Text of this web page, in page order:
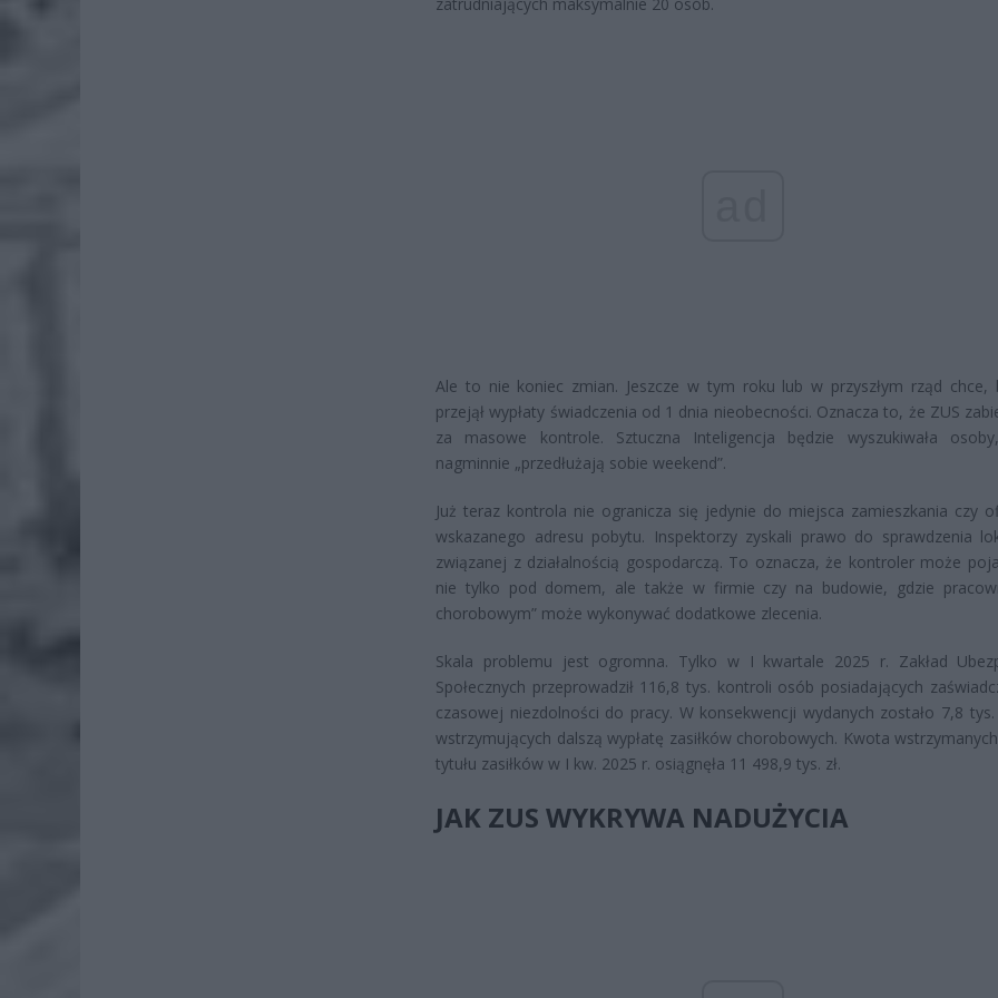
Ale to nie koniec zmian. Jeszcze w tym roku lub w przyszłym rząd chce,
przejął wypłaty świadczenia od 1 dnia nieobecności. Oznacza to, że ZUS
za masowe kontrole. Sztuczna Inteligencja będzie wyszukiwała
nagminnie „przedłużają sobie weekend”.
Już teraz kontrola nie ogranicza się jedynie do miejsca zamieszkania czy
wskazanego adresu pobytu. Inspektorzy zyskali prawo do sprawdzenia
związanej z działalnością gospodarczą. To oznacza, że kontroler może
nie tylko pod domem, ale także w firmie czy na budowie, gdzie
chorobowym” może wykonywać dodatkowe zlecenia.
Skala problemu jest ogromna. Tylko w I kwartale 2025 r. Zakład
Społecznych przeprowadził 116,8 tys. kontroli osób posiadających
czasowej niezdolności do pracy. W konsekwencji wydanych zostało 7,8
wstrzymujących dalszą wypłatę zasiłków chorobowych. Kwota
tytułu zasiłków w I kw. 2025 r. osiągnęła 11 498,9 tys. zł.
JAK ZUS WYKRYWA NADUŻYCIA